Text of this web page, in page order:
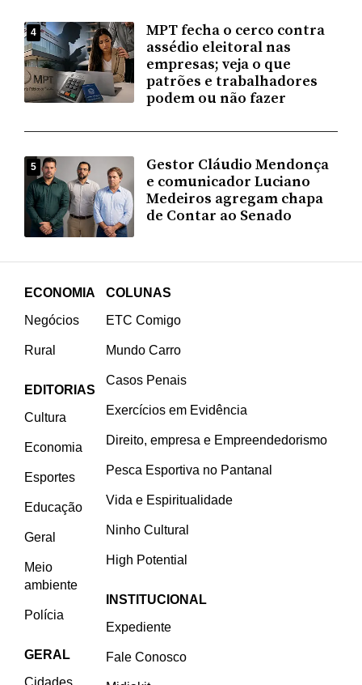
4
MPT fecha o cerco contra
assédio eleitoral nas
empresas; veja o que
patrões e trabalhadores
podem ou não fazer
5
Gestor Cláudio Mendonça
e comunicador Luciano
Medeiros agregam chapa
de Contar ao Senado
ECONOMIA
Negócios
Rural
EDITORIAS
Cultura
Economia
Esportes
Educação
Geral
Meio
ambiente
Polícia
GERAL
Cidades
COLUNAS
ETC Comigo
Mundo Carro
Casos Penais
Exercícios em Evidência
Direito, empresa e Empreendedorismo
Pesca Esportiva no Pantanal
Vida e Espiritualidade
Ninho Cultural
High Potential
INSTITUCIONAL
Expediente
Fale Conosco